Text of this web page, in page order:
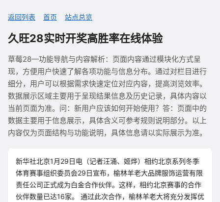
返回列表 首页 站点总览
久旺28实时开奖高胜率在线体验
草莓28—功能导航与内容解析：页面内容通过模块化方式呈
现，方便用户快速了解各项功能与信息分布。通过对栏目进行
细分，用户可以根据需求快速定位对应内容，提高浏览效率。
数据展示区域主要用于呈现结果信息及历史记录，具体内容以
当前页面为准。问：新用户应该如何开始使用？答：页面中的
数据主要用于信息展示，具体含义可参考规则说明部分。以上
内容仅为页面结构与功能说明，具体信息请以实际展示为准。
新华社北京1月29日电（记者汪涌、姬烨）相约北京系列冬季
体育赛事组织委员会29日宣布，榆林羊老大品牌服饰运营有限
责任公司正式成为白金合作伙伴。这样，相约北京赛事的合作
伙伴数量已达16家。 通过此次合作，榆林羊老大将充分发挥优